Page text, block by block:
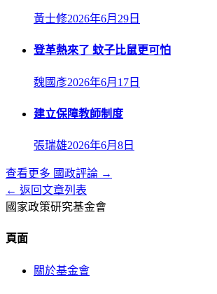
黃士修2026年6月29日
登革熱來了 蚊子比鼠更可怕
魏國彥2026年6月17日
建立保障教師制度
張瑞雄2026年6月8日
查看更多 國政評論 →
← 返回文章列表
國家政策研究基金會
頁面
關於基金會